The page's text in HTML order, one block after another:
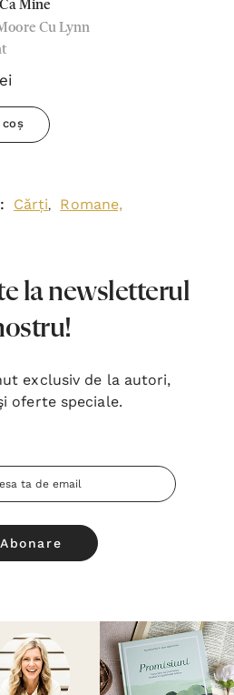
Mine
Cu Lynn
coș
Cărți,
Romane,
la newsletterul
exclusiv de la autori,
oferte speciale.